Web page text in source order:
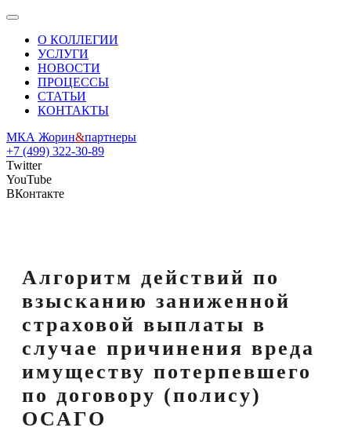
О КОЛЛЕГИИ
УСЛУГИ
НОВОСТИ
ПРОЦЕССЫ
СТАТЬИ
КОНТАКТЫ
МКА Жорин&партнеры
+7 (499) 322-30-89
Twitter
YouTube
ВКонтакте
Алгоритм действий по
взысканию заниженной
страховой выплаты в
случае причинения вреда
имуществу потерпевшего
по договору (полису)
ОСАГО